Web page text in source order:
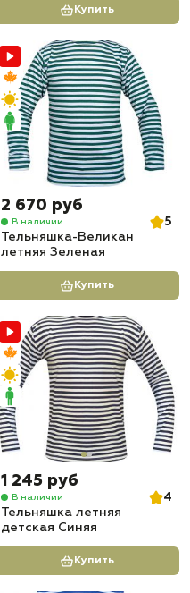
Купить
2 670 руб
В наличии
5
Тельняшка-Великан
летняя Зеленая
Купить
1 245 руб
В наличии
4
Тельняшка летняя
детская Синяя
Купить